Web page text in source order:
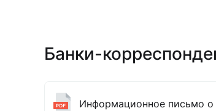
Банки-
Информационное письмо